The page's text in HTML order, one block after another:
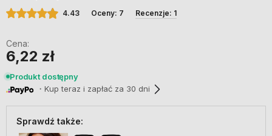
4.43 Oceny: 7 Recenzje: 1
Cena:
6,22 zł
Produkt dostępny
・Kup teraz i zapłać za 30 dni
Sprawdź także: